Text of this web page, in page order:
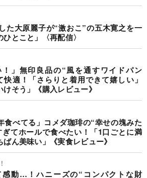
た大原麗子が“激おこ”の五木寛之を一
とこと」〈再配信〉
！」無印良品の“風を通すワイドパン
適！「さらりと着用できて嬉しい」
けそう」《購入レビュー》
食べてる」コメダ珈琲の“幸せの塊みた
てホールで食べたい！「1口ごとに満
ん美味い」《実食レビュー》
感動…！ハニーズの“コンパクトな財